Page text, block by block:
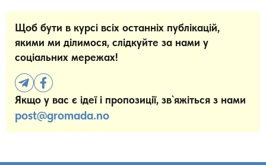
Щоб бути в курсі всіх останніх публікацій,
якими ми ділимося, слідкуйте за нами у
соціальних мережах!
Якщо у вас є ідеї і пропозиції, зв`яжіться з нами
post@gromada.no